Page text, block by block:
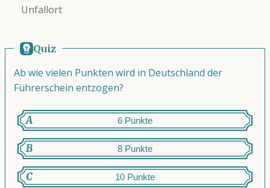
Unfallort
Quiz
Ab wie vielen Punkten wird in Deutschland der
Führerschein entzogen?
A 6 Punkte
B 8 Punkte
C 10 Punkte